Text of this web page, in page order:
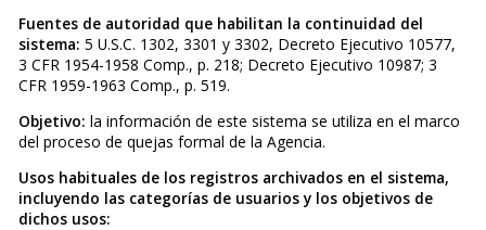
Fuentes de autoridad que habilitan la continuidad del
sistema: 5 U.S.C. 1302, 3301 y 3302, Decreto Ejecutivo 10577,
3 CFR 1954-1958 Comp., p. 218; Decreto Ejecutivo 10987; 3
CFR 1959-1963 Comp., p. 519.
Objetivo: la información de este sistema se utiliza en el marco
del proceso de quejas formal de la Agencia.
Usos habituales de los registros archivados en el sistema,
incluyendo las categorías de usuarios y los objetivos de
dichos usos: